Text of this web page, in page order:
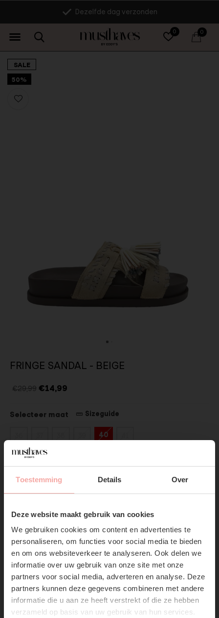
Toestemming Details Over
Deze website maakt gebruik van cookies
We gebruiken cookies om content en advertenties te
personaliseren, om functies voor social media te bieden
en om ons websiteverkeer te analyseren. Ook delen we
informatie over uw gebruik van onze site met onze
partners voor social media, adverteren en analyse. Deze
partners kunnen deze gegevens combineren met andere
informatie die u aan ze heeft verstrekt of die ze hebben
verzameld op basis van uw gebruik van hun services.
SUBSCRIBE NOW & GET
10% OFF YOUR FIRST
ORDER!
Don't miss out on our trendy new drops or exclusive
0 0
Dezelfde dag verzonden
SALE
50%
FRINGE SANDAL - BEIGE
€29,99 €14,99
Selecteer maat Sizeguide
40
Gratis verzendingVanaf €75,-
RECENTE ARTIKELEN
50%